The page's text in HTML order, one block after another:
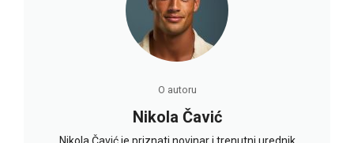
O autoru
Nikola Čavić
Nikola Čavić je priznati novinar i trenutni urednik